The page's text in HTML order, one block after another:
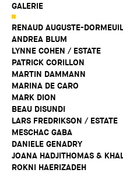
GALERIE
RENAUD AUGUSTE-DORMEUIL
ANDREA BLUM
LYNNE COHEN / ESTATE
PATRICK CORILLON
MARTIN DAMMANN
MARINA DE CARO
MARK DION
BEAU DISUNDI
LARS FREDRIKSON / ESTATE
MESCHAC GABA
DANIELE GENADRY
JOANA HADJITHOMAS &
ROKNI HAERIZADEH